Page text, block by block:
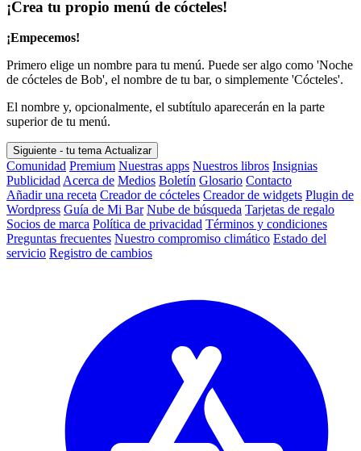
¡Crea tu propio menú de cócteles!
¡Empecemos!
Primero elige un nombre para tu menú. Puede ser algo como 'Noche
de cócteles de Bob', el nombre de tu bar, o simplemente 'Cócteles'.
El nombre y, opcionalmente, el subtítulo aparecerán en la parte
superior de tu menú.
Siguiente - tu tema Actualizar
Comunidad Premium Nuestras apps Nuestros libros Insignias
Publicidad Acerca de Medios Boletín Glosario Contacto
Añadir una receta Creador de cócteles Creador de widgets Plugin de
Wordpress Guía de Mi Bar Nube de búsqueda Tarjetas de regalo
Socios de marca Política de privacidad Términos y condiciones
Preguntas frecuentes Nuestro compromiso climático Estado del
servicio Registro de cambios